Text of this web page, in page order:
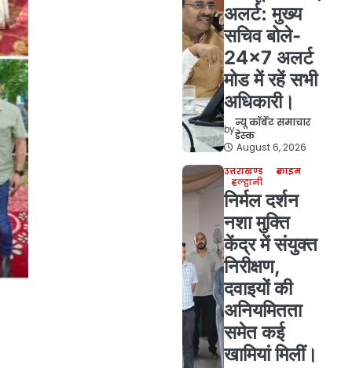
अलर्ट: मुख्य
सचिव बोले-
24×7 अलर्ट
मोड में रहें सभी
अधिकारी।
by
न्यू कॉर्बेट समाचार
डेस्क
August 6, 2026
उत्तराखण्ड
क्राइम
हल्द्वानी
निर्मल दर्शन
नशा मुक्ति
केंद्र में संयुक्त
निरीक्षण,
दवाइयों की
अनियमितता
समेत कई
खामियां मिलीं।